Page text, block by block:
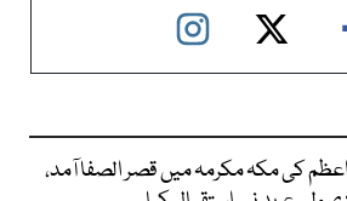
اعظم کی مکہ مکرمہ میں قصر الصفا آمد،